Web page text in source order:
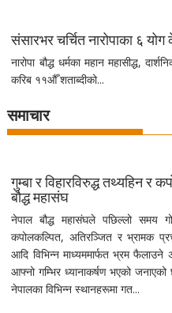
संसारभर चर्चित नारोपाका ६
नारोपा बौद्ध धर्मका महान महासीद्ध,
करिब ११औँ शताब्दीको...
समाचार
गुम्बा र विहारविरुद्ध तथ्यहिन र
बौद्ध महासंघ
नेपाल बौद्ध महासंघले पछिल्लो समय
कपोलकल्पित, अतिरञ्जित र भ्रामक
आदि विभिन्न माध्यममार्फत भ्रम फैलाउने
आफ्नो गम्भिर ध्यानाकर्षण भएको
नेपालका विभिन्न स्थानहरूमा गत...